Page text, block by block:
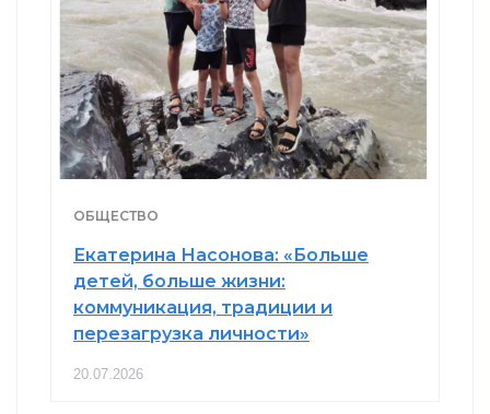
ОБЩЕСТВО
Екатерина Насонова: «Больше
детей, больше жизни:
коммуникация, традиции и
перезагрузка личности»
20.07.2026